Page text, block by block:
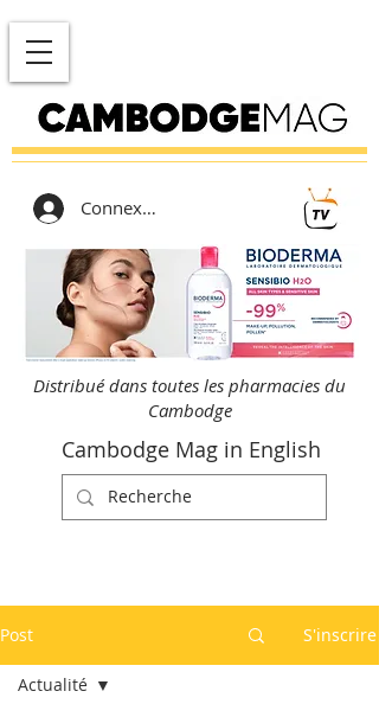
Connexion
Distribué dans toutes les pharmacies du
Cambodge
Cambodge Mag in English
Post S'inscrire
Actualité